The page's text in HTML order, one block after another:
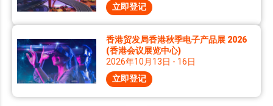
立即登记
香港贸发局香港秋季电子产品展 2026
(香港会议展览中心)
2026年10月13日 - 16日
立即登记